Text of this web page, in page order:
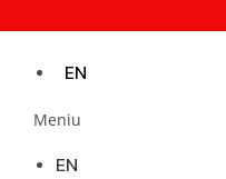
EN
Meniu
EN